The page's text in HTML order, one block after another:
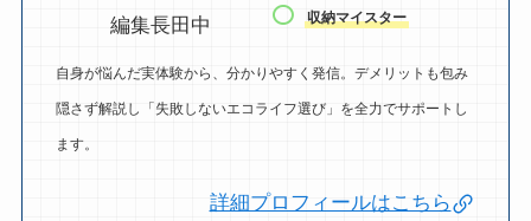
編集長田中 収納マイスター
自身が悩んだ実体験から、分かりやすく発信。デメリットも包み
隠さず解説し「失敗しないエコライフ選び」を全力でサポートし
ます。
詳細プロフィールはこちら